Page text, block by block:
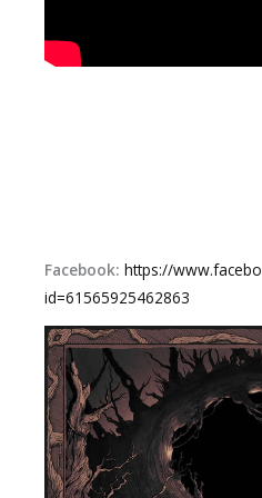
Facebook: https://
id=61565925462863